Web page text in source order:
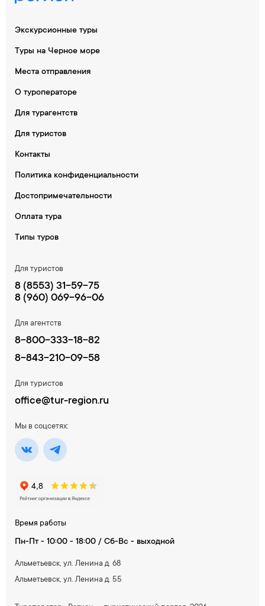
Время работы
Пн-Пт - 10:00 - 18:00 / Сб-Вс - выходной
Альметьевск, ул. Ленина д. 68
Альметьевск, ул. Ленина д. 55
Экскурсионные туры
Туры на Черное море
Места отправления
О туроператоре
Для турагентств
Для туристов
Контакты
Политика конфиденциальности
Достопримечательности
Оплата тура
Типы туров
Для туристов
8 (8553) 31-59-75
8 (960) 069-96-06
Для агентств
8-800-333-18-82
8-843-210-09-58
Для туристов
office@tur-region.ru
Мы в соцсетях: